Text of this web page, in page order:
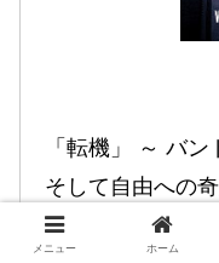
「転機」 ～ バ
そして自由への
KYOHEI)
メニュー ホーム